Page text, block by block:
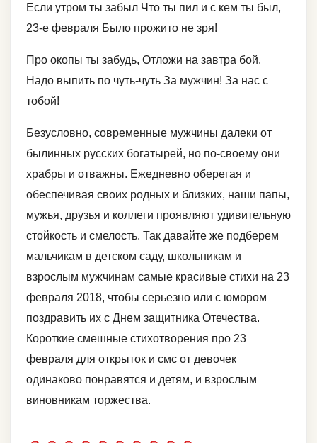
Если утром ты забыл Что ты пил и с кем ты был,
23-е февраля Было прожито не зря!
Про окопы ты забудь, Отложи на завтра бой.
Надо выпить по чуть-чуть За мужчин! За нас с
тобой!
Безусловно, современные мужчины далеки от
былинных русских богатырей, но по-своему они
храбры и отважны. Ежедневно оберегая и
обеспечивая своих родных и близких, наши папы,
мужья, друзья и коллеги проявляют удивительную
стойкость и смелость. Так давайте же подберем
мальчикам в детском саду, школьникам и
взрослым мужчинам самые красивые стихи на 23
февраля 2018, чтобы серьезно или с юмором
поздравить их с Днем защитника Отечества.
Короткие смешные стихотворения про 23
февраля для открыток и смс от девочек
одинаково понравятся и детям, и взрослым
виновникам торжества.